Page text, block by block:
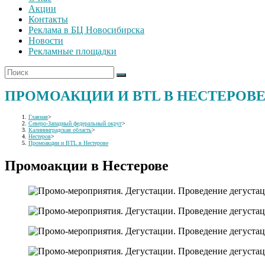
Акции
Контакты
Реклама в БЦ Новосибирска
Новости
Рекламные площадки
ПРОМОАКЦИИ И BTL В НЕСТЕРОВЕ
Главная>
Северо-Западный федеральный округ>
Калининградская область>
Нестеров>
Промоакции и BTL в Нестерове
Промоакции в Нестерове